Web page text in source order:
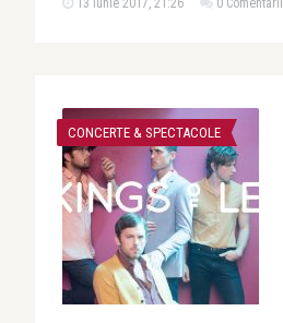
13 iunie 2017, 21:26 0 Comentarii
CONCERTE & SPECTACOLE